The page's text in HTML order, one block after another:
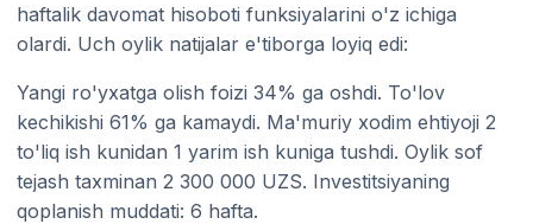
haftalik davomat hisoboti funksiyalarini o'z ichiga
olardi. Uch oylik natijalar e'tiborga loyiq edi:
Yangi ro'yxatga olish foizi 34% ga oshdi. To'lov
kechikishi 61% ga kamaydi. Ma'muriy xodim ehtiyoji 2
to'liq ish kunidan 1 yarim ish kuniga tushdi. Oylik sof
tejash taxminan 2 300 000 UZS. Investitsiyaning
qoplanish muddati: 6 hafta.